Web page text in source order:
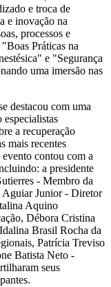
e troca de
e inovação na
processos e
Práticas na
e "Segurança
uma imersão nas
destacou com uma
especialistas
a recuperação
mais recentes
contou com a
a presidente
- Membro da
Aguiar Junior - Diretor
Aquino
Débora Cristina
Brasil Rocha da
Patrícia Treviso
Batista Neto -
seus